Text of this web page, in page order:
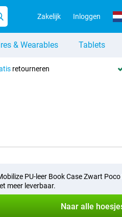
Zakelijk Inloggen
& Wearables Tablets
retourneren
PU-leer Book Case Zwart
meer leverbaar.
Naar alle